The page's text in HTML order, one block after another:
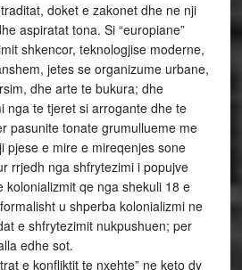
doket e zakonet dhe ne nji
aspiratat tona. Si “europiane”
shkencor, teknologjise moderne,
jetes se organizume urbane,
dhe arte te bukura; dhe
nga te tjeret si arrogante dhe te
pasunite tonate grumullueme me
pjese e mire e mireqenjes sone
rrjedh nga shfrytezimi i popujve
kolonializmit qe nga shekuli 18 e
u shperba kolonializmi ne
e shfrytezimit nukpushuen; per
edhe sot.
e konfliktit te nxehte” ne keto dy